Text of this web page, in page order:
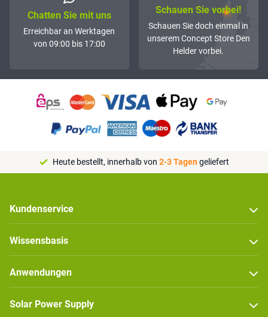
Chatten Sie mit uns
Erreichbar an Werktagen
von 09:00 bis 17:00
Schauen Sie vorbei!
Schauen Sie doch einmal in
unserem Concept Store Den
Helder vorbei.
Heute bestellt, innerhalb von 2-3 Tagengeliefert
Kundenservice
Wissensbasis
Anwendungen
Solar Power Supply